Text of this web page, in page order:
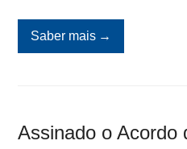
Saber mais →
Assinado o Acordo